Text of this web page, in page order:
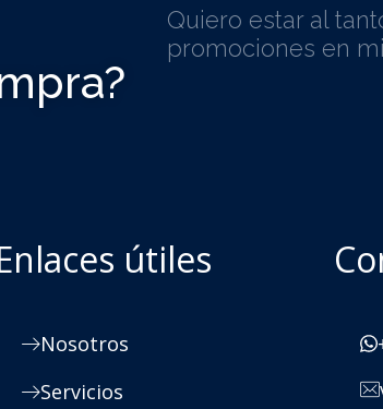
Quiero estar al
promociones en
útiles
Nosotros
Servicios